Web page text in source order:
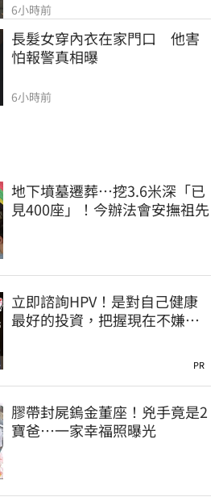
6小時前
長髮女穿內衣在家門口　他害
怕報警真相曝
6小時前
地下墳墓遷葬…挖3.6米深「已
見400座」！今辦法會安撫祖先
立即諮詢HPV！是對自己健康
最好的投資，把握現在不嫌
PR
膠帶封屍鎢金董座！兇手竟是2
寶爸…一家幸福照曝光